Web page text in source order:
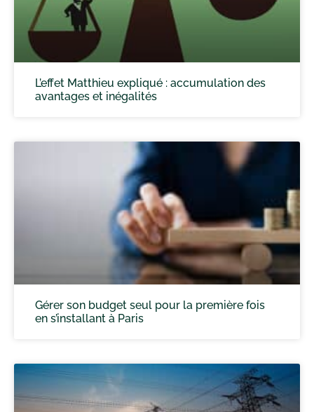
L’effet Matthieu expliqué : accumulation des
avantages et inégalités
Gérer son budget seul pour la première fois
en s’installant à Paris